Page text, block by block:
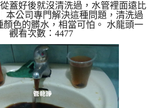
水管 )
蓋好後就沒清洗過，水管裡面遠比
本公司專門解決這種問題，清洗過
顏色的髒水，相當可怕。 水龍頭一
的水，慢慢變成咖啡色，還發出臭
來源的問題，而是本公司在幫住在
水管。 水管裡的異物不斷流出來，
越透明，髒東西也越來越少，終於
。 清洗水管是利用高週波機，把檸
讓水管管壁的鐵鏽及生物膜軟化，
，產生阻力，這時候高周波就會把
生物膜、鐵鏽...
觀看次數：4477